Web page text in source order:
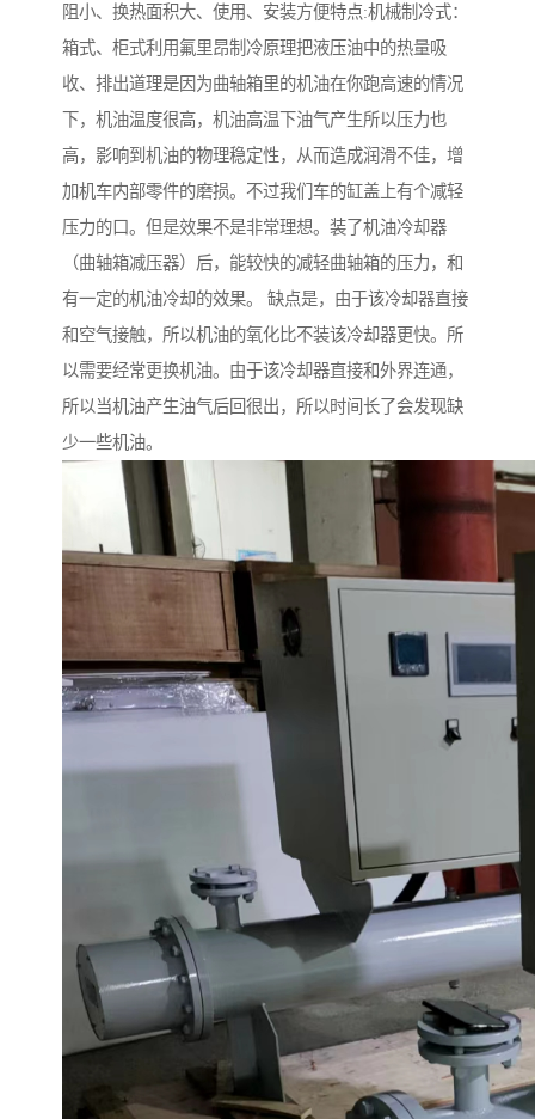
阻小、换热面积大、使用、安装方便特点:机械制冷式：
箱式、柜式利用氟里昂制冷原理把液压油中的热量吸
收、排出道理是因为曲轴箱里的机油在你跑高速的情况
下，机油温度很高，机油高温下油气产生所以压力也
高，影响到机油的物理稳定性，从而造成润滑不佳，增
加机车内部零件的磨损。不过我们车的缸盖上有个减轻
压力的口。但是效果不是非常理想。装了机油冷却器
（曲轴箱减压器）后，能较快的减轻曲轴箱的压力，和
有一定的机油冷却的效果。 缺点是，由于该冷却器直接
和空气接触，所以机油的氧化比不装该冷却器更快。所
以需要经常更换机油。由于该冷却器直接和外界连通，
所以当机油产生油气后回很出，所以时间长了会发现缺
少一些机油。